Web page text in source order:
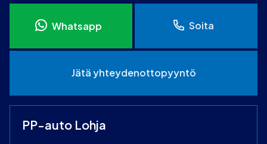
Whatsapp Soita
Jätä yhteydenottopyyntö
PP-auto Lohja